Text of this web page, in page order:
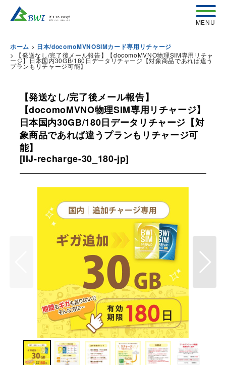
ホーム > 日本/docomoMVNOSIMカード専用リチャージ
>
【発送なし/完了後メール報告】【docomoMVNO物理SIM専用リチャ
ージ】日本国内30GB/180日データリチャージ【対象商品であれば違う
プランもリチャージ可能】
【発送なし/完了後メール報告】
【docomoMVNO物理SIM専用リチャージ】
日本国内30GB/180日データリチャージ【対
象商品であれば違うプランもリチャージ可
能】
[IIJ-recharge-30_180-jp]